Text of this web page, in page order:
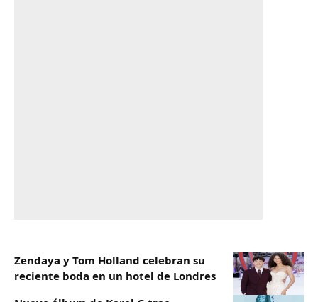
Zendaya y Tom Holland celebran su
reciente boda en un hotel de Londres